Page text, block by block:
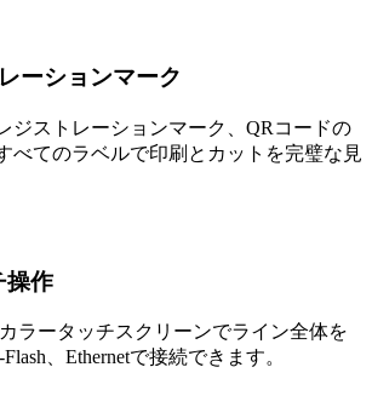
ーションマーク
ジストレーションマーク、QRコードの
べてのラベルで印刷とカットを完璧な見
操作
ラータッチスクリーンでライン全体を
、Ethernetで接続できます。